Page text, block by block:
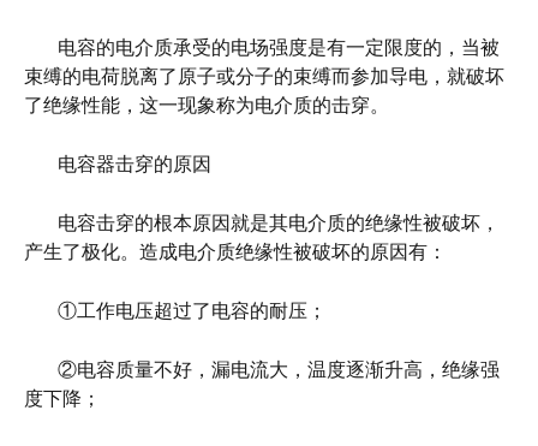
电容的电介质承受的电场强度是有一定限度的，当被
束缚的电荷脱离了原子或分子的束缚而参加导电，就破坏
了绝缘性能，这一现象称为电介质的击穿。
电容器击穿的原因
电容击穿的根本原因就是其电介质的绝缘性被破坏，
产生了极化。造成电介质绝缘性被破坏的原因有：
①工作电压超过了电容的耐压；
②电容质量不好，漏电流大，温度逐渐升高，绝缘强
度下降；